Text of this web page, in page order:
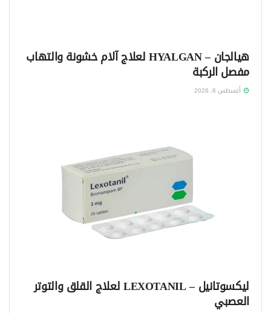
هيالجان – HYALGAN لعلاج آلام خشونة والتهاب
مفصل الركبة
أغسطس 6, 2026
ليكسوتانيل – LEXOTANIL لعلاج القلق والتوتر
العصبي